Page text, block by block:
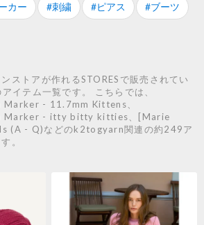
カー #刺繍 #ピアス #ブーツ
ストアが作れるSTORESで販売されてい
イテム一覧です。 こちらでは、
- 11.7mm Kittens、
Marker - itty bitty kitties、[Marie
(A - Q)などのk2togyarn関連の約249ア
。